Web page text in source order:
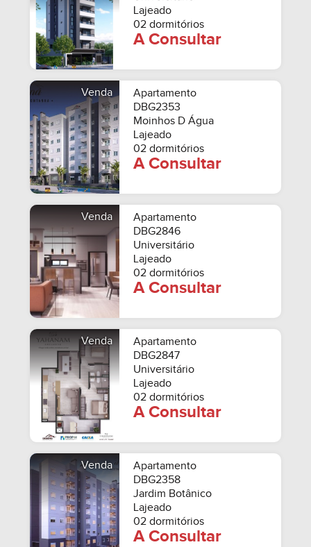
Lajeado
02 dormitórios
A Consultar
Venda
Apartamento
DBG2353
Moinhos D Água
Lajeado
02 dormitórios
A Consultar
Venda
Apartamento
DBG2846
Universitário
Lajeado
02 dormitórios
A Consultar
Venda
Apartamento
DBG2847
Universitário
Lajeado
02 dormitórios
A Consultar
Venda
Apartamento
DBG2358
Jardim Botânico
Lajeado
02 dormitórios
A Consultar